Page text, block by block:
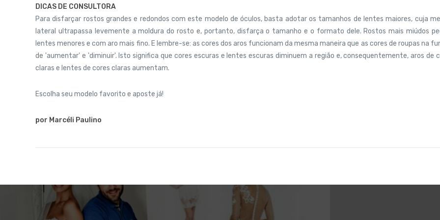
DICAS DE CONSULTORA
Para disfarçar rostos grandes e redondos com este modelo de óculos, basta adotar os tamanhos de lentes maiores, cuja
lateral ultrapassa levemente a moldura do rosto e, portanto, disfarça o tamanho e o formato dele. Rostos mais miúdos
lentes menores e com aro mais fino. E lembre-se: as cores dos aros funcionam da mesma maneira que as cores de roupas na
de 'aumentar' e 'diminuir'. Isto significa que cores escuras e lentes escuras diminuem a região e, consequentemente, aros de
claras e lentes de cores claras aumentam.
Escolha seu modelo favorito e aposte já!
por Marcéli Paulino